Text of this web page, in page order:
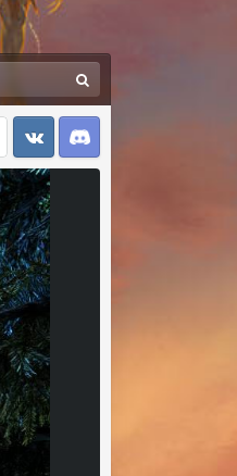
VK
Discord